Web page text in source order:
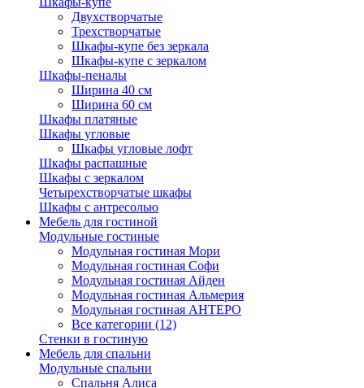
Двухстворчатые
Трехстворчатые
Шкафы-купе без зеркала
Шкафы-купе с зеркалом
Шкафы-пеналы
Ширина 40 см
Ширина 60 см
Шкафы платяные
Шкафы угловые
Шкафы угловые лофт
Шкафы распашные
Шкафы с зеркалом
Четырехстворчатые шкафы
Шкафы с антресолью
Мебель для гостиной
Модульные гостиные
Модульная гостиная Мори
Модульная гостиная Софи
Модульная гостиная Айден
Модульная гостиная Альмерия
Модульная гостиная АНТЕРО
Все категории (12)
Стенки в гостиную
Мебель для спальни
Модульные спальни
Спальня Алиса